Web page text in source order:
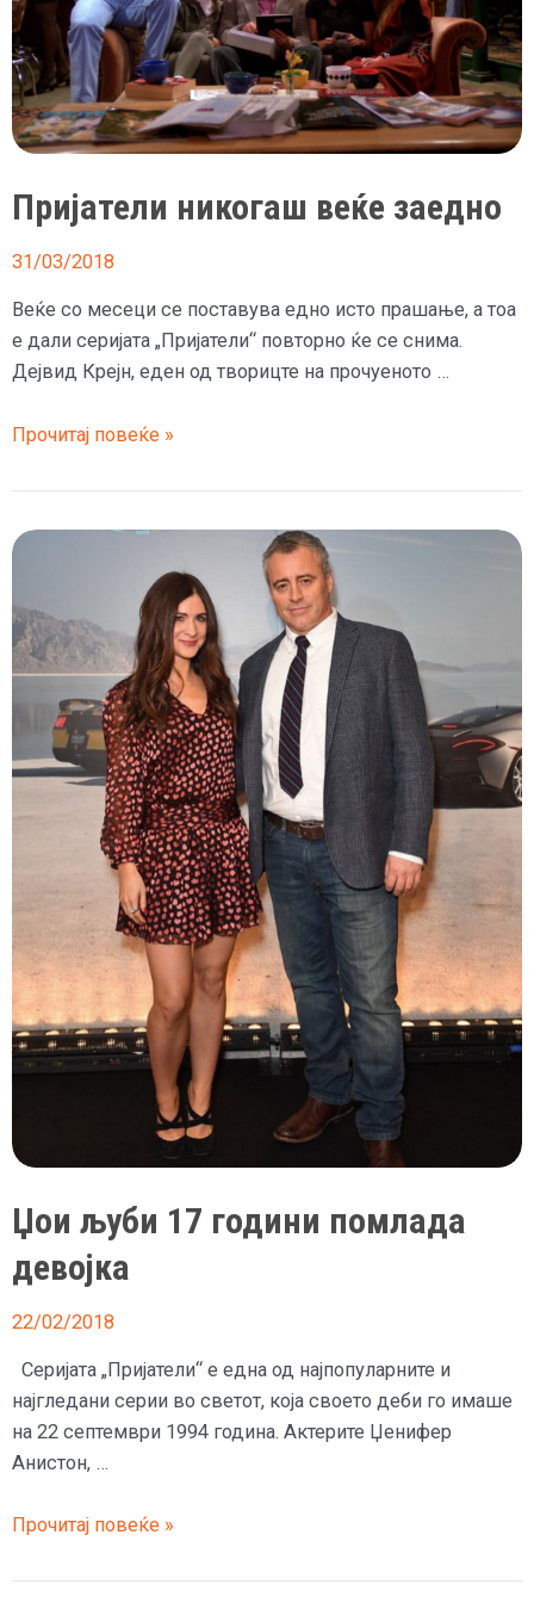
Пријатели никогаш веќе заедно
31/03/2018
Веќе со месеци се поставува едно исто прашање, а тоа
е дали серијата „Пријатели“ повторно ќе се снима.
Дејвид Крејн, еден од творицте на прочуеното …
Пријатели
веќе
заедно
Прочитај повеќе »
Џои љуби 17 години помлада
девојка
22/02/2018
Серијата „Пријатели“ е една од најпопуларните и
најгледани серии во светот, која своето деби го имаше
на 22 септември 1994 година. Актерите Џенифер
Анистон, …
Џои
17
Прочитај повеќе »